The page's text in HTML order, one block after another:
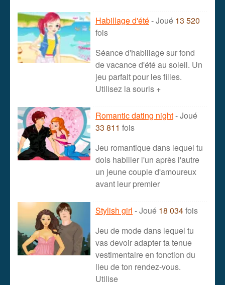
Habillage d'été- Joué 13 520
fois
Séance d'habillage sur fond
de vacance d'été au soleil. Un
jeu parfait pour les filles.
Utilisez la souris +
Romantic dating night- Joué
33 811 fois
Jeu romantique dans lequel tu
dois habiller l'un après l'autre
un jeune couple d'amoureux
avant leur premier
Stylish girl - Joué 18 034fois
Jeu de mode dans lequel tu
vas devoir adapter ta tenue
vestimentaire en fonction du
lieu de ton rendez-vous.
Utilise